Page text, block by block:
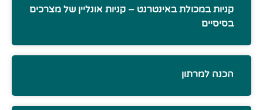
קניות במכולת באינטרנט – קניות אונליין של מצרכים
בסיסיים
הכנה למרתון